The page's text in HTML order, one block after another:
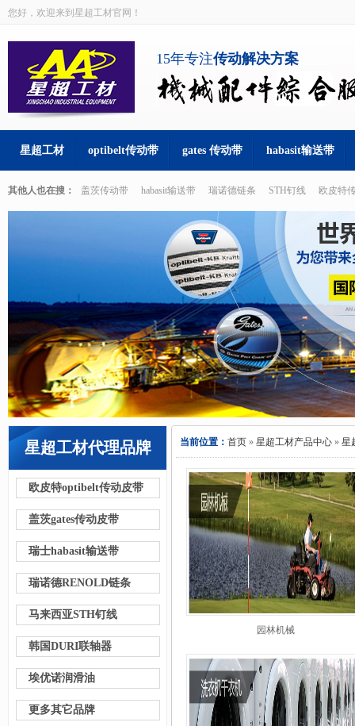
您好，欢迎来到星超工材官网！
15年专注传动解决方案
星超工材 optibelt传动带 gates 传动带 habasit输送带
其他人也在搜： 盖茨传动带 habasit输送带 瑞诺德链条 STH钉线 欧皮特
星超工材代理品牌
欧皮特optibelt传动皮带
盖茨gates传动皮带
瑞士habasit输送带
瑞诺德RENOLD链条
马来西亚STH钉线
韩国DURI联轴器
埃优诺润滑油
更多其它品牌
当前位置： 首页 » 星超工材产品中心 » 星
园林机械